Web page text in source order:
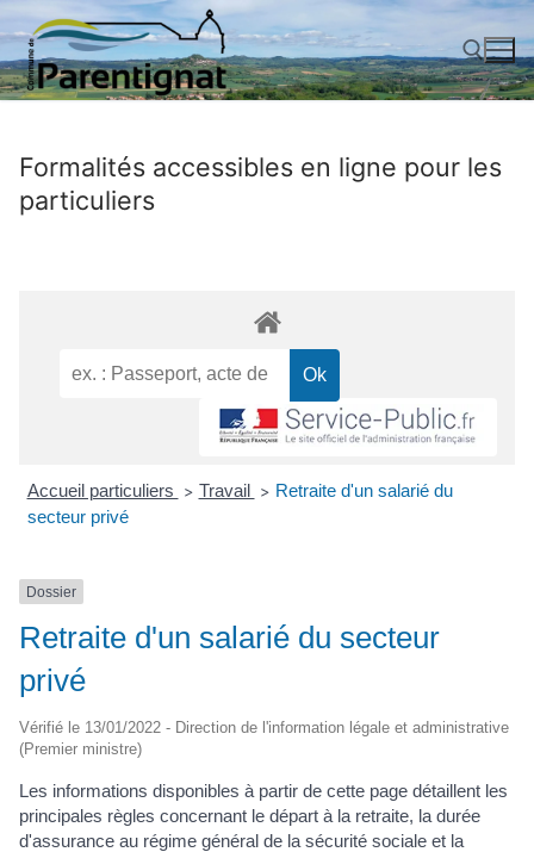
Aller
contenu
Formalités accessibles en ligne pour les
particuliers
Accueil particuliers > Travail > Retraite d'un salarié du
secteur privé
Dossier
Retraite d'un salarié du secteur
privé
Vérifié le 13/01/2022 - Direction de l'information légale et administrative
(Premier ministre)
Les informations disponibles à partir de cette page détaillent les
principales règles concernant le départ à la retraite, la durée
d'assurance au régime général de la sécurité sociale et la